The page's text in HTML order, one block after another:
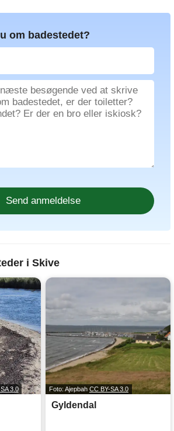
om badestedet?
i Skive
3.0 Foto: Ajepbah CC BY-SA 3.0
Gyldendal